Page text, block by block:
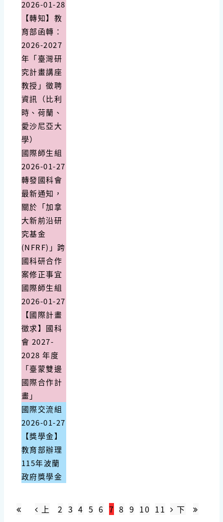
2026-01-28
【轉知】教
育部函轉：
2026-2027
年「臺灣研
究計畫講座
教授」徵聘
資訊（比利
時、荷蘭、
愛沙尼亞大
學）
國際師生組
2026-01-27
轉發國科會
最新通知，
關於「加拿
大新前沿研
究基金
(NFRF)」跨
國科研合作
案修正事宜
國際師生組
2026-01-27
【國際計畫
徵求】國科
會 2027-
2028 年度
「臺蒙雙邊
國際合作計
畫」
國際交流組
2026-01-27
【獎學金】
教育部辦理
115年波蘭
政府獎學金
上
2 3 4 5 6 7 8 9 10 11
下